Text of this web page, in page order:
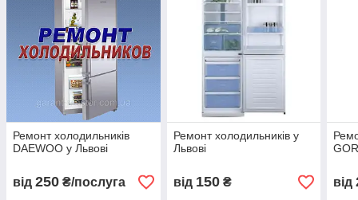
Ремонт холодильників
DAEWOO у Львові
від 250 ₴/послуга
Ремонт холодильників у
Львові
від 150₴ від